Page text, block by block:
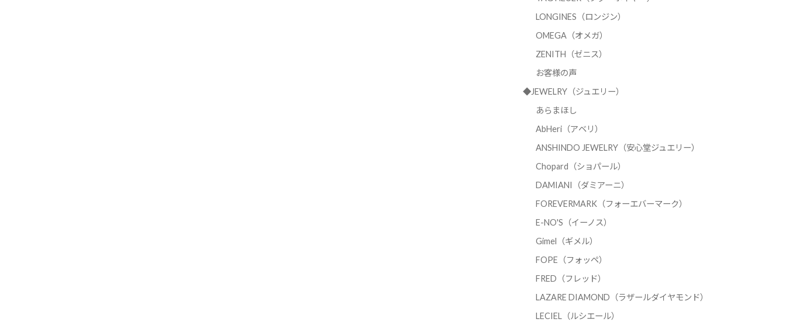
LONGINES（ロンジン）
OMEGA（オメガ）
ZENITH（ゼニス）
お客様の声
◆JEWELRY（ジュエリー）
あらまほし
AbHeri（アベリ）
ANSHINDO JEWELRY（安心堂ジュエリー）
Chopard（ショパール）
DAMIANI（ダミアーニ）
FOREVERMARK（フォーエバーマーク）
E-NO'S（イーノス）
Gimel（ギメル）
FOPE（フォッペ）
FRED（フレッド）
LAZARE DIAMOND（ラザールダイヤモンド）
LECIEL（ルシエール）